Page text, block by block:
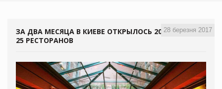
28 березня 2017
ЗА ДВА МЕСЯЦА В КИЕВЕ ОТКРЫЛОСЬ 20-
25 РЕСТОРАНОВ